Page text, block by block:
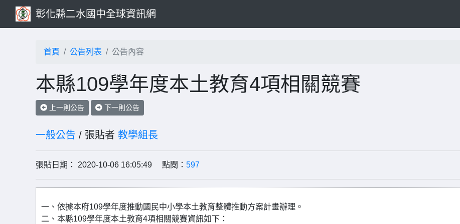
彰化縣二水國中全球資訊網
首頁 公告列表 公告內容
本縣109學年度本土教育4項相關競賽
上一則公告 下一則公告
一般公告 / 張貼者 教學組長
張貼日期： 2020-10-06 16:05:49 點閱： 597
一、依據本府109學年度推動國民中小學本土教育整體推動方案計畫辦理。
二、本縣109學年度本土教育4項相關競賽資訊如下：